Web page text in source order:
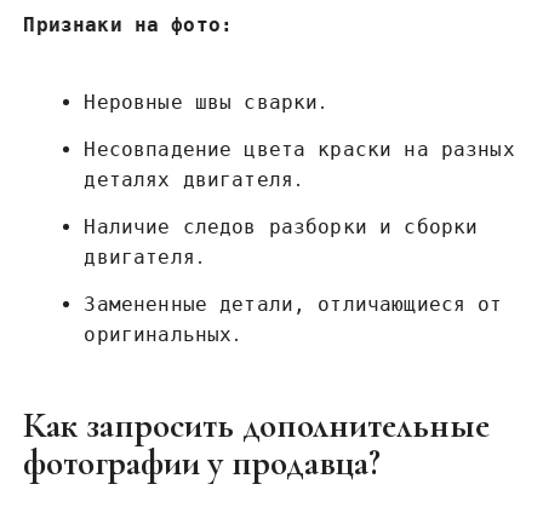
Признаки на фото:
Неровные швы сварки․
Несовпадение цвета краски на разных
деталях двигателя․
Наличие следов разборки и сборки
двигателя․
Замененные детали‚ отличающиеся от
оригинальных․
Как запросить дополнительные
фотографии у продавца?